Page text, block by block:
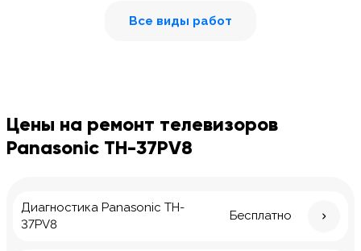
Все виды работ
Цены на ремонт телевизоров
Panasonic TH-37PV8
Диагностика Panasonic TH-
37PV8
Бесплатно